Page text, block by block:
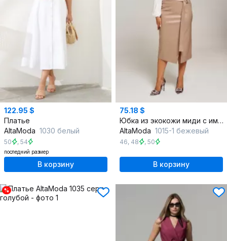
122.95 $
Платье
AltaModa 1030 белый
50 , 54
последний размер
В корзину
75.18 $
Юбка из экокожи миди с имитацией запаха и поясом
AltaModa 1015-1 бежевый
46, 48 , 50
В корзину
%